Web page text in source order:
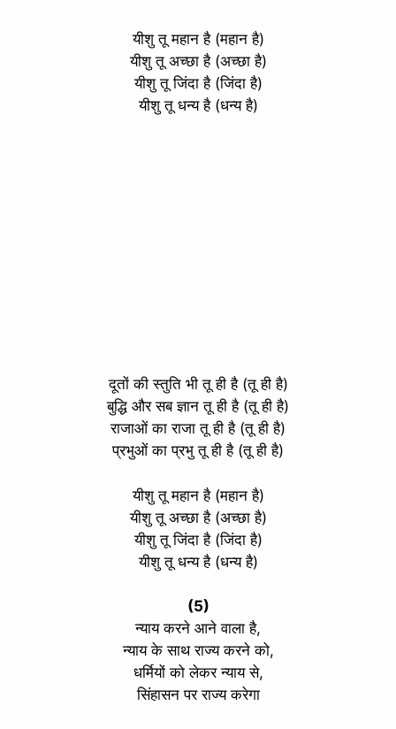
यीशु तू महान है (महान है)
यीशु तू अच्छा है (अच्छा है)
यीशु तू जिंदा है (जिंदा है)
यीशु तू धन्य है (धन्य है)
दूतों की स्तुति भी तू ही है (तू ही है)
बुद्धि और सब ज्ञान तू ही है (तू ही है)
राजाओं का राजा तू ही है (तू ही है)
प्रभुओं का प्रभु तू ही है (तू ही है)
यीशु तू महान है (महान है)
यीशु तू अच्छा है (अच्छा है)
यीशु तू जिंदा है (जिंदा है)
यीशु तू धन्य है (धन्य है)
(5)
न्याय करने आने वाला है,
न्याय के साथ राज्य करने को,
धर्मियों को लेकर न्याय से,
सिंहासन पर राज्य करेगा